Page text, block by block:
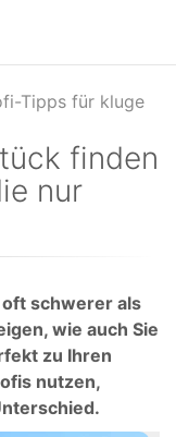
finden
nur
oft schwerer als
wie auch Sie
zu Ihren
nutzen,